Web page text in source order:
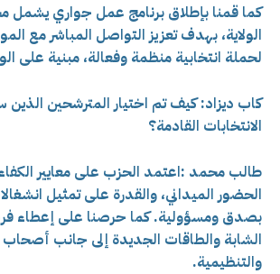
كما قمنا بإطلاق برنامج عمل جواري يشمل
الولاية، بهدف تعزيز التواصل المباشر مع
لحملة انتخابية منظمة وفعالة، مبنية على
كاب ديزاد: كيف تم اختيار المترشحين
الانتخابات القادمة؟
طالب محمد :اعتمد الحزب على معايير
الحضور الميداني، والقدرة على تمثيل
بصدق ومسؤولية. كما حرصنا على إعطاء
الشابة والطاقات الجديدة إلى جانب أصحاب
والتنظيمية.